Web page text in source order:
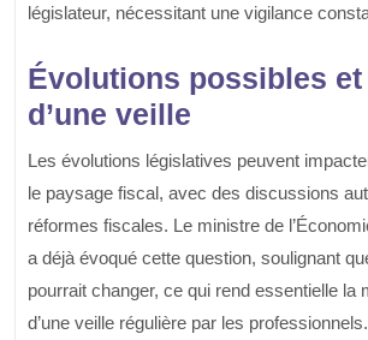
législateur, nécessitant une vigilance
Évolutions possibles
d’une veille
Les évolutions législatives peuvent
le paysage fiscal, avec des discussions
réformes fiscales. Le ministre de
a déjà évoqué cette question, soulignant
pourrait changer, ce qui rend essentielle la
d’une veille régulière par les